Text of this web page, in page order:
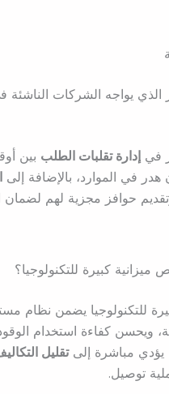
الذي يواجه الشركات الناشئة
في إدارة تقلبات الطلببين
في الموارد، بالإضافة إلى
حوافز مجزية لهم لضمان
كبيرة للتكنولوجيا؟
للتكنولوجيا يضمن نظام
ويحسن كفاءة استخدام
يؤدي مباشرة إلىتقليل
توصيل.